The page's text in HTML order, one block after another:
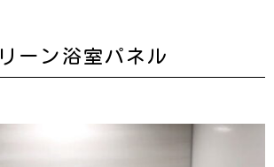
ーン浴室パネル